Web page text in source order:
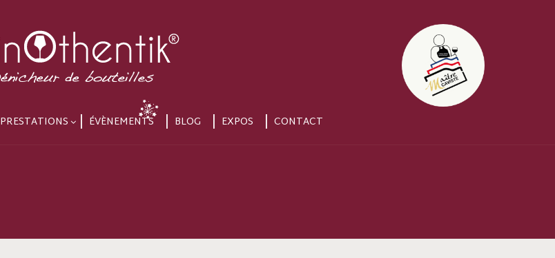
PRESTATIONS ÉVÈNEMENTS BLOG EXPOS CONTACT